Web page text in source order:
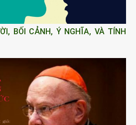
BỐI CẢNH, Ý NGHĨA, VÀ TÍNH